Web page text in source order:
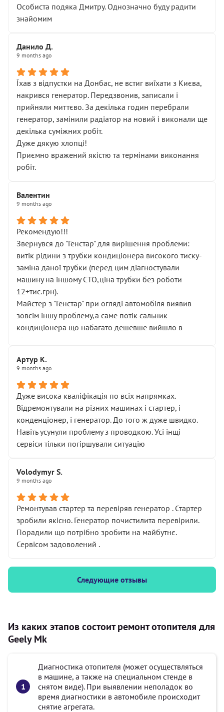
Особиста подяка Дмитру. Однозначно буду радити
знайомим
Данило Д.
9 months ago
Їхав з відпустки на Донбас, не встиг виїхати з Києва,
накрився генератор. Передзвонив, записали і
прийняли миттєво. За декілька годин перебрали
генератор, замінили радіатор на новий і виконали ще
декілька суміжних робіт.
Дуже дякую хлопці!
Приємно вражений якістю та термінами виконання
робіт.
Валентин
9 months ago
Рекомендую!!!
Звернувся до "Генстар" для вирішення проблеми:
витік рідини з трубки кондиціонера високого тиску-
заміна даної трубки (перед цим діагностували
машину на іншому СТО,ціна трубки без роботи
12+тис.грн).
Майстер з "Генстар" при огляді автомобіля виявив
зовсім іншу проблему,а саме потік сальник
кондиціонера що набагато дешевше вийшло в
підсумку.
Артур К.
9 months ago
Дуже висока кваліфікація по всіх напрямках.
Відремонтували на різних машинах і стартер, і
конденціонер, і генератор. До того ж дуже швидко.
Навіть усунули проблему з проводкою. Усі інщі
сервіси тільки погіршували ситуацію
Volodymyr S.
9 months ago
Ремонтував стартер та перевіряв генератор . Стартер
зробили якісно. Генератор почистилита перевірили.
Порадили що потрібно зробити на майбутнє.
Сервісом задоволений .
Следующие отзывы
Из каких этапов состоит ремонт отопителя для
Geely Mk
Диагностика отопителя (может осуществляться
в машине, а также на специальном стенде в
снятом виде). При выявлении неполадок во
время диагностики в автомобиле происходит
снятие агрегата.